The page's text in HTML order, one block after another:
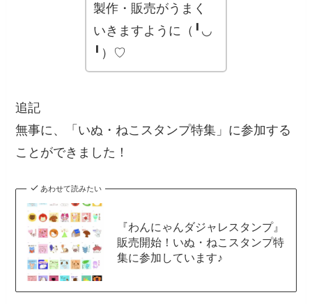
製作・販売がうまく
いきますように（╹◡
╹）♡
追記
無事に、「いぬ・ねこスタンプ特集」に参加する
ことができました！
あわせて読みたい
『わんにゃんダジャレスタンプ』
販売開始！いぬ・ねこスタンプ特
集に参加しています♪